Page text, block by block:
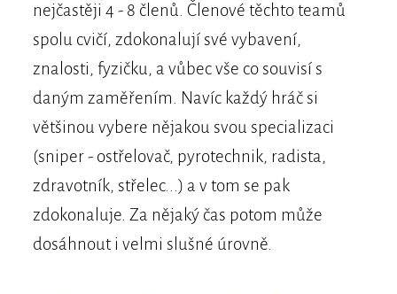
nejčastěji 4 - 8 členů. Členové těchto teamů
spolu cvičí, zdokonalují své vybavení,
znalosti, fyzičku, a vůbec vše co souvisí s
daným zaměřením. Navíc každý hráč si
většinou vybere nějakou svou specializaci
(sniper - ostřelovač, pyrotechnik, radista,
zdravotník, střelec...) a v tom se pak
zdokonaluje. Za nějaký čas potom může
dosáhnout i velmi slušné úrovně.